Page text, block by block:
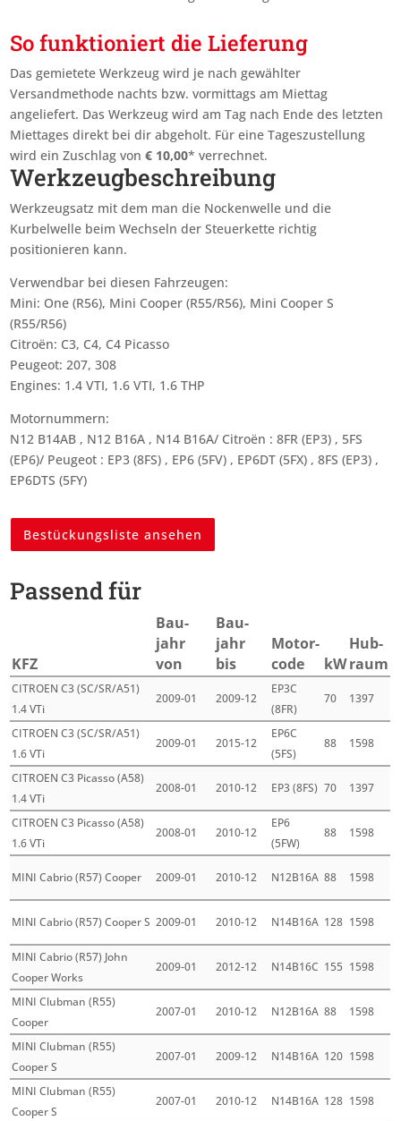
So funktioniert die Lieferung
Das gemietete Werkzeug wird je nach gewählter
Versandmethode nachts bzw. vormittags am Miettag
angeliefert. Das Werkzeug wird am Tag nach Ende des letzten
Miettagesdirekt bei dir abgeholt. Für eine Tageszustellung
wird ein Zuschlag von€ 10,00* verrechnet.
Werkzeugbeschreibung
Werkzeugsatz mit dem man die Nockenwelle und die
Kurbelwelle beim Wechseln der Steuerkette richtig
positionieren kann.
Verwendbar bei diesen Fahrzeugen:
Mini: One (R56), Mini Cooper (R55/R56), Mini Cooper S
(R55/R56)
Citroën: C3, C4, C4 Picasso
Peugeot: 207, 308
Engines: 1.4 VTI, 1.6 VTI, 1.6 THP
Motornummern:
N12 B14AB , N12 B16A , N14 B16A/ Citroën : 8FR (EP3) , 5FS
(EP6)/ Peugeot : EP3 (8FS) , EP6 (5FV) , EP6DT (5FX) , 8FS (EP3) ,
EP6DTS (5FY)
Bestückungsliste ansehen
Passend für
KFZ
Bau­
jahr
von
Bau­
jahr
bis
Motor­
code
kW
Hub­
raum
CITROEN C3 (SC/SR/A51)
1.4 VTi
2009-01 2009-12
EP3C
(8FR)
70 1397
CITROEN C3 (SC/SR/A51)
1.6 VTi
2009-01 2015-12
EP6C
(5FS)
88 1598
CITROEN C3 Picasso (A58)
1.4 VTi
2008-01 2010-12 EP3 (8FS) 70 1397
CITROEN C3 Picasso (A58)
1.6 VTi
2008-01 2010-12
EP6
(5FW)
88 1598
MINI Cabrio (R57) Cooper 2009-01 2010-12 N12B16A 88 1598
MINI Cabrio (R57) Cooper S 2009-01 2010-12 N14B16A 128 1598
MINI Cabrio (R57) John
Cooper Works
2009-01 2012-12 N14B16C 155 1598
MINI Clubman (R55)
Cooper
2007-01 2010-12 N12B16A 88 1598
MINI Clubman (R55)
Cooper S
2007-01 2009-12 N14B16A 120 1598
MINI Clubman (R55)
Cooper S
2007-01 2010-12 N14B16A 128 1598